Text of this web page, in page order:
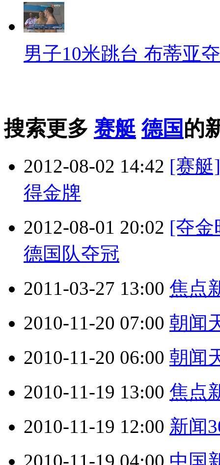
男子10米跳台 布蒂亚
搜索更多 赛艇 德国 的
2012-08-02 14:42 [赛艇
得金牌
2012-08-01 20:02 [夺金
德国队夺冠
2011-03-27 13:00 焦点
2010-11-20 07:00 朝闻
2010-11-20 06:00 朝闻
2010-11-19 13:00 焦点
2010-11-19 12:00 新闻
2010-11-19 04:00 中国